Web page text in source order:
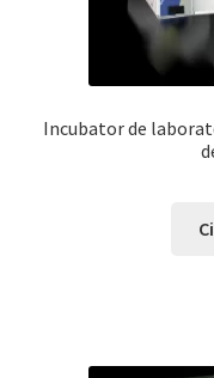
Incubator de